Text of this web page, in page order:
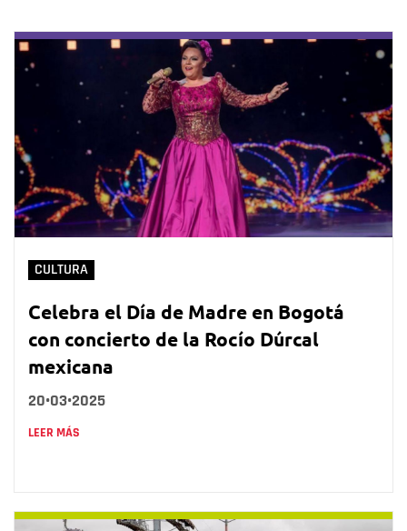
CULTURA
Celebra el Día de Madre en Bogotá
con concierto de la Rocío Dúrcal
mexicana
20•03•2025
LEER MÁS